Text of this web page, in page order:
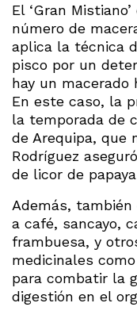
El ‘Gran
número de
aplica la técnica
pisco por un
hay un macerado
En este caso, la
la temporada de
de Arequipa, que
Rodríguez
de licor de
Además,
a café, sancayo,
frambuesa, y
medicinales
para combatir la
digestión en el